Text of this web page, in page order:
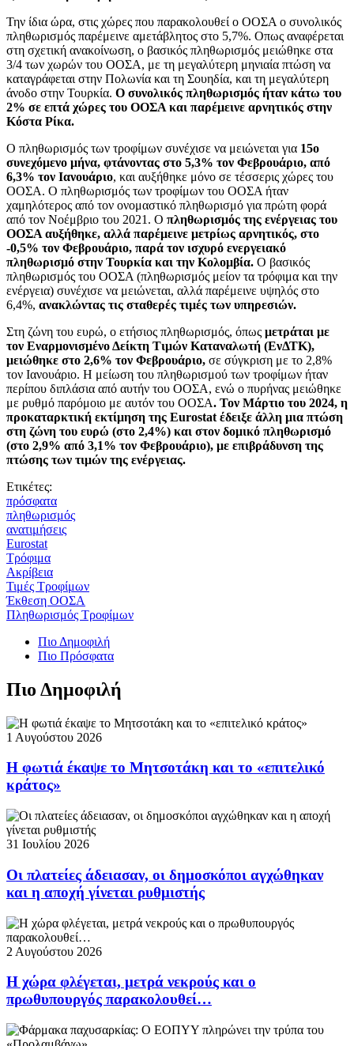
Την ίδια ώρα, στις χώρες που παρακολουθεί ο ΟΟΣΑ ο συνολικός
πληθωρισμός παρέμεινε αμετάβλητος στο 5,7%. Οπως αναφέρεται
στη σχετική ανακοίνωση, ο βασικός πληθωρισμός μειώθηκε στα
3/4 των χωρών του ΟΟΣΑ, με τη μεγαλύτερη μηνιαία πτώση να
καταγράφεται στην Πολωνία και τη Σουηδία, και τη μεγαλύτερη
άνοδο στην Τουρκία. Ο συνολικός πληθωρισμός ήταν κάτω του
2% σε επτά χώρες του ΟΟΣΑ και παρέμεινε αρνητικός στην
Κόστα Ρίκα.
Ο πληθωρισμός των τροφίμων συνέχισε να μειώνεται για 15ο
συνεχόμενο μήνα, φτάνοντας στο 5,3% τον Φεβρουάριο, από
6,3% τον Ιανουάριο, και αυξήθηκε μόνο σε τέσσερις χώρες του
ΟΟΣΑ. Ο πληθωρισμός των τροφίμων του ΟΟΣΑ ήταν
χαμηλότερος από τον ονομαστικό πληθωρισμό για πρώτη φορά
από τον Νοέμβριο του 2021. Ο πληθωρισμός της ενέργειας του
ΟΟΣΑ αυξήθηκε, αλλά παρέμεινε μετρίως αρνητικός, στο
-0,5% τον Φεβρουάριο, παρά τον ισχυρό ενεργειακό
πληθωρισμό στην Τουρκία και την Κολομβία. Ο βασικός
πληθωρισμός του ΟΟΣΑ (πληθωρισμός μείον τα τρόφιμα και την
ενέργεια) συνέχισε να μειώνεται, αλλά παρέμεινε υψηλός στο
6,4%, ανακλώντας τις σταθερές τιμές των υπηρεσιών.
Στη ζώνη του ευρώ, ο ετήσιος πληθωρισμός, όπως μετράται με
τον Εναρμονισμένο Δείκτη Τιμών Καταναλωτή (ΕνΔΤΚ),
μειώθηκε στο 2,6% τον Φεβρουάριο, σε σύγκριση με το 2,8%
τον Ιανουάριο. Η μείωση του πληθωρισμού των τροφίμων ήταν
περίπου διπλάσια από αυτήν του ΟΟΣΑ, ενώ ο πυρήνας μειώθηκε
με ρυθμό παρόμοιο με αυτόν του ΟΟΣΑ. Τον Μάρτιο του 2024, η
προκαταρκτική εκτίμηση της Eurostat έδειξε άλλη μια πτώση
στη ζώνη του ευρώ (στο 2,4%) και στον δομικό πληθωρισμό
(στο 2,9% από 3,1% τον Φεβρουάριο), με επιβράδυνση της
πτώσης των τιμών της ενέργειας.
Ετικέτες:
πρόσφατα
πληθωρισμός
ανατιμήσεις
Eurostat
Τρόφιμα
Ακρίβεια
Τιμές Τροφίμων
Έκθεση ΟΟΣΑ
Πληθωρισμός Τροφίμων
Πιο Δημοφιλή
Πιο Πρόσφατα
Πιο Δημοφιλή
1 Αυγούστου 2026
Η φωτιά έκαψε το Μητσοτάκη και το «επιτελικό
κράτος»
31 Ιουλίου 2026
Οι πλατείες άδειασαν, οι δημοσκόποι αγχώθηκαν
και η αποχή γίνεται ρυθμιστής
2 Αυγούστου 2026
Η χώρα φλέγεται, μετρά νεκρούς και ο
πρωθυπουργός παρακολουθεί…